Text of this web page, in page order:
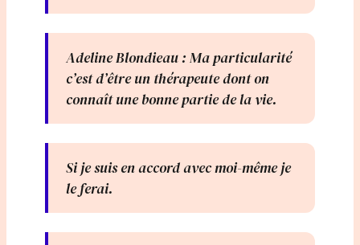
Adeline Blondieau : Ma particularité
c’est d’être un thérapeute dont on
connaît une bonne partie de la vie.
Si je suis en accord avec moi-même je
le ferai.